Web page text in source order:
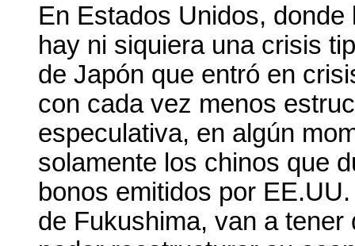
En Estados Unidos,
hay ni siquiera una crisis
de Japón que entró en
con cada vez menos
especulativa, en algún
solamente los chinos que
bonos emitidos por
de Fukushima, van a